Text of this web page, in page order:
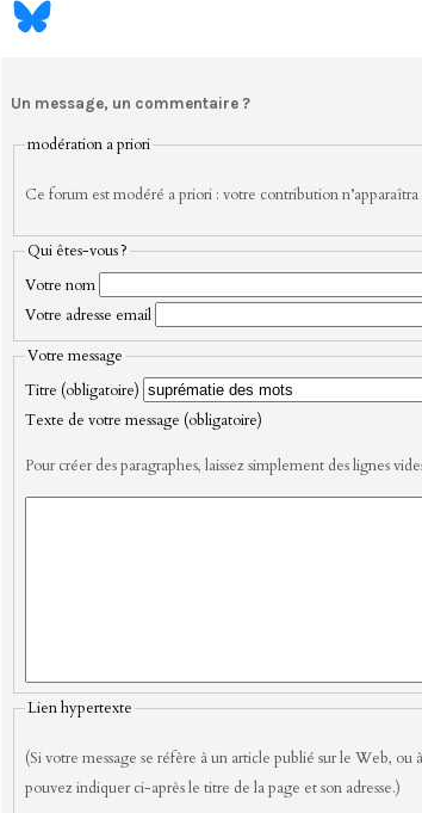
Un message, un commentaire ?
modération a priori
Ce forum est modéré a priori : votre contribution n’apparaîtra
Qui êtes-vous ?
Votre nom
Votre adresse email
Votre message
Titre (obligatoire)
Texte de votre message (obligatoire)
Pour créer des paragraphes, laissez simplement des lignes
Lien hypertexte
(Si votre message se réfère à un article publié sur le Web, ou
pouvez indiquer ci-après le titre de la page et son adresse.)